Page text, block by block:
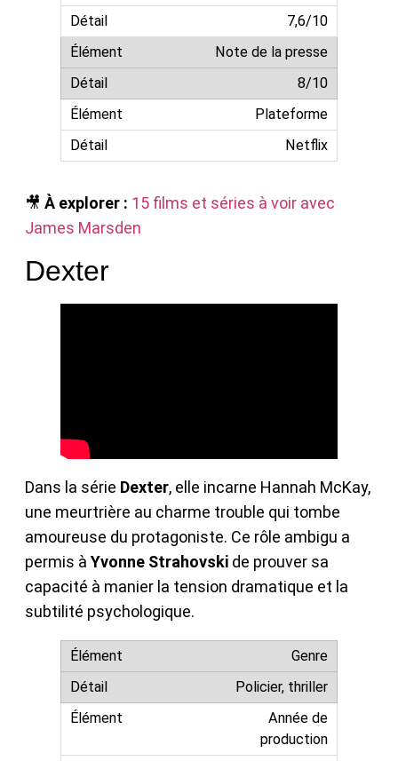
7,6/10
Note de la presse
8/10
Plateforme
Netflix
🎥 À explorer : 15 films et séries à voir avec
James Marsden
Dexter
Dans la série Dexter, elle incarne Hannah McKay,
une meurtrière au charme trouble qui tombe
amoureuse du protagoniste. Ce rôle ambigu a
permis à Yvonne Strahovski de prouver sa
capacité à manier la tension dramatique et la
subtilité psychologique.
Genre
Policier, thriller
Année de
production